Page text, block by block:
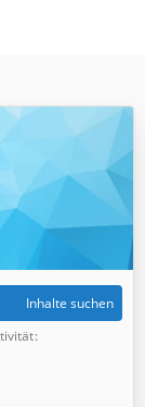
Inhalte suchen